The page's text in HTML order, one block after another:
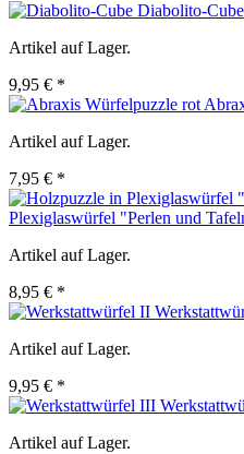
Diabolito-Cube
Artikel auf Lager.
9,95 € *
Artikel auf Lager.
7,95 € *
Plexiglaswürfel "Perlen und
Artikel auf Lager.
8,95 € *
Artikel auf Lager.
9,95 € *
Artikel auf Lager.